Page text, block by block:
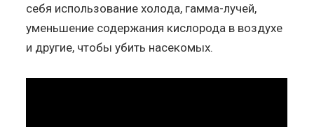
себя использование холода, гамма-лучей,
уменьшение содержания кислорода в воздухе
и другие, чтобы убить насекомых.